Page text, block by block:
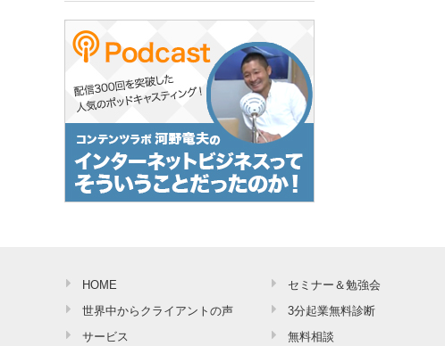
HOME
世界中からクライアントの声
サービス
セミナー＆勉強会
3分起業無料診断
無料相談